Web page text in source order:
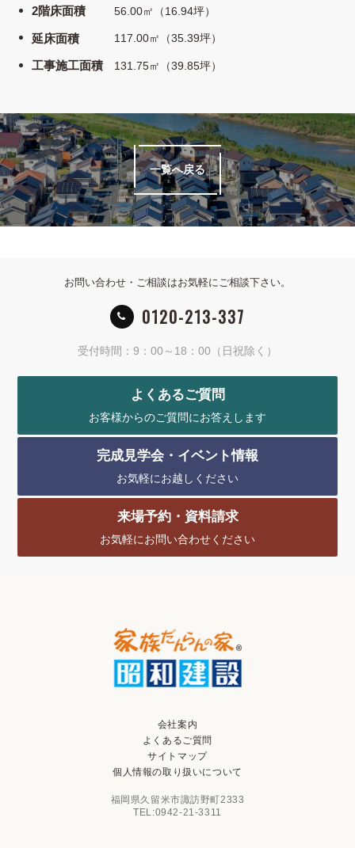
2階床面積 56.00㎡（16.94坪）
延床面積 117.00㎡（35.39坪）
工事施工面積 131.75㎡（39.85坪）
一覧へ戻る
お問い合わせ・ご相談はお気軽にご相談下さい。
0120-213-337
受付時間：9：00～18：00（日祝除く）
よくあるご質問
お客様からのご質問にお答えします
完成見学会・イベント情報
お気軽にお越しください
来場予約・資料請求
お気軽にお問い合わせください
会社案内
よくあるご質問
サイトマップ
個人情報の取り扱いについて
福岡県久留米市諏訪野町2333
TEL:0942-21-3311